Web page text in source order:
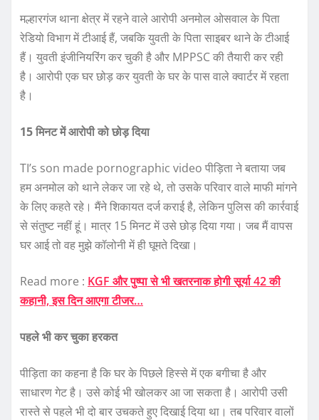
मल्हारगंज थाना क्षेत्र में रहने वाले आरोपी अनमोल ओसवाल के पिता
रेडियो विभाग में टीआई हैं, जबकि युवती के पिता साइबर थाने के टीआई
हैं। युवती इंजीनियरिंग कर चुकी है और MPPSC की तैयारी कर रही
है। आरोपी एक घर छोड़ कर युवती के घर के पास वाले क्वार्टर में रहता
है।
15 मिनट में आरोपी को छोड़ दिया
TI’s son made pornographic video पीड़िता ने बताया जब
हम अनमोल को थाने लेकर जा रहे थे, तो उसके परिवार वाले माफी मांगने
के लिए कहते रहे। मैंने शिकायत दर्ज कराई है, लेकिन पुलिस की कार्रवाई
से संतुष्ट नहीं हूं। मात्र 15 मिनट में उसे छोड़ दिया गया। जब मैं वापस
घर आई तो वह मुझे कॉलोनी में ही घूमते दिखा।
Read more : KGF और पुष्पा से भी खतरनाक होगी सूर्या 42 की
कहानी, इस दिन आएगा टीजर…
पहले भी कर चुका हरकत
पीड़िता का कहना है कि घर के पिछले हिस्से में एक बगीचा है और
साधारण गेट है। उसे कोई भी खोलकर आ जा सकता है। आरोपी उसी
रास्ते से पहले भी दो बार उचकते हुए दिखाई दिया था। तब परिवार वालों